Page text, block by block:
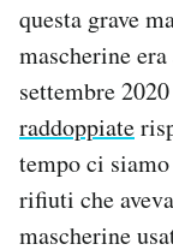
questa grave
mascherine
settembre
raddoppiate
tempo ci
rifiuti che
mascherine